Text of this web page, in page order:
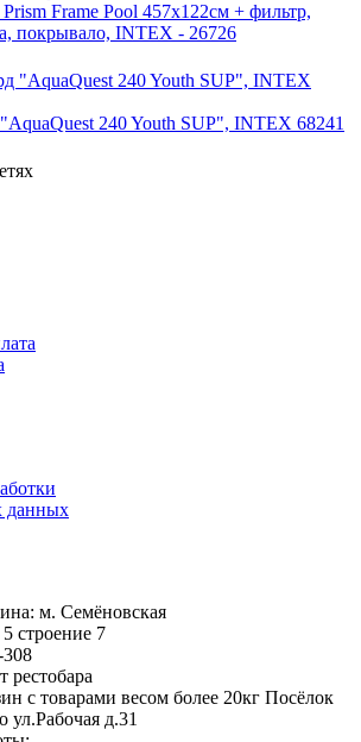
Frame Pool 457х122см + фильтр,
покрывало, INTEX - 26726
240 Youth SUP", INTEX 68241
данных
м. Семёновская
строение 7
рестобара
с товарами весом более 20кг Посёлок
ул.Рабочая д.31